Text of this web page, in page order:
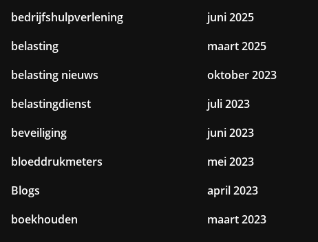
bedrijfshulpverlening
belasting
belasting nieuws
belastingdienst
beveiliging
bloeddrukmeters
Blogs
boekhouden
juni 2025
maart 2025
oktober 2023
juli 2023
juni 2023
mei 2023
april 2023
maart 2023